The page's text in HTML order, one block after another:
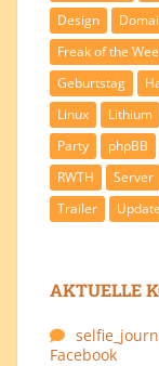
Design
Freak of the
Geburtstag
Linux
Lithium
Party
phpBB
RWTH
Server
Trailer
Update
AKTUELLE
Facebook